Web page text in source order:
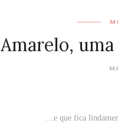
Amarelo,
…e que fica